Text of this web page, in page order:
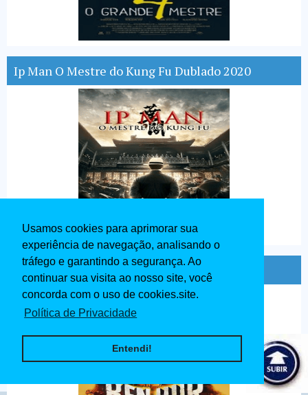
Usamos cookies para aprimorar sua
experiência de navegação, analisando o
tráfego e garantindo a segurança. Ao
continuar sua visita ao nosso site, você
concorda com o uso de cookies.site.
Política de Privacidade
Entendi!
Ip Man O Mestre do Kung Fu Dublado 2020
Ben - Hur Dublado 1959